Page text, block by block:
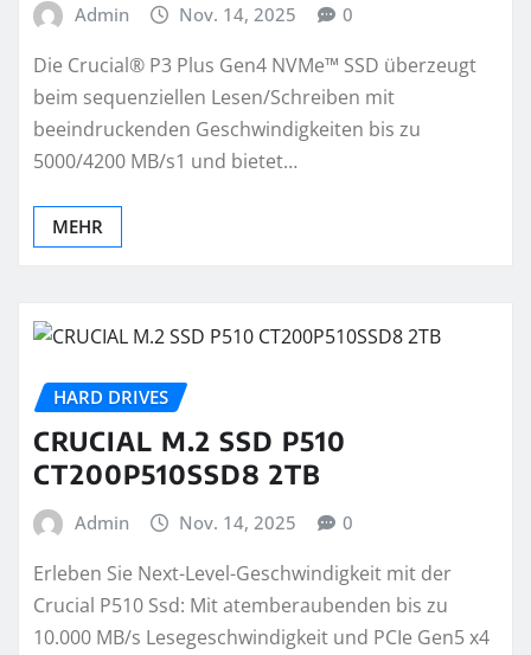
Admin Nov. 14, 2025 0
Die Crucial® P3 Plus Gen4 NVMe™ SSD überzeugt
beim sequenziellen Lesen/Schreiben mit
beeindruckenden Geschwindigkeiten bis zu
5000/4200 MB/s1 und bietet…
MEHR
HARD DRIVES
CRUCIAL M.2 SSD P510
CT200P510SSD8 2TB
Admin Nov. 14, 2025 0
Erleben Sie Next-Level-Geschwindigkeit mit der
Crucial P510 Ssd: Mit atemberaubenden bis zu
10.000 MB/s Lesegeschwindigkeit und PCIe Gen5 x4